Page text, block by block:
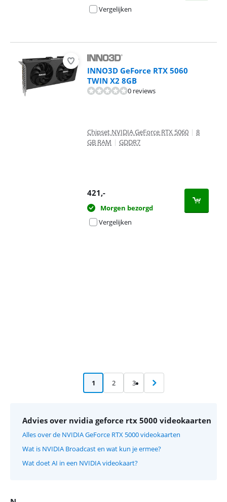
Vergelijken
INNO3D GeForce RTX 5060
TWIN X2 8GB
0 reviews
Chipset NVIDIA GeForce RTX 5060 | 8
GB RAM | GDDR7
421,-
Morgen bezorgd
Vergelijken
1 2 3
Advies over nvidia geforce rtx 5000 videokaarten
Alles over de NVIDIA GeForce RTX 5000 videokaarten
Wat is NVIDIA Broadcast en wat kun je ermee?
Wat doet AI in een NVIDIA videokaart?